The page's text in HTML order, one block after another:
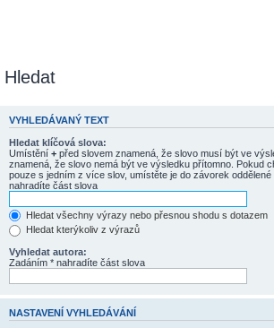
Hledat
VYHLEDÁVANÝ TEXT
Hledat klíčová slova:
Umístění + před slovem znamená, že slovo musí být ve
znamená, že slovo nemá být ve výsledku přítomno. Pokud
pouze s jedním z více slov, umístěte je do závorek oddělené
nahradíte část slova
Hledat všechny výrazy nebo přesnou shodu s dotazem
Hledat kterýkoliv z výrazů
Vyhledat autora:
Zadáním * nahradíte část slova
NASTAVENÍ VYHLEDÁVÁNÍ